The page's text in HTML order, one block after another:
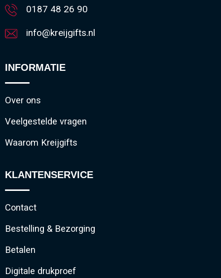
0187 48 26 90
info@kreijgifts.nl
INFORMATIE
Over ons
Veelgestelde vragen
Waarom Kreijgifts
KLANTENSERVICE
Contact
Bestelling & Bezorging
Betalen
Digitale drukproef